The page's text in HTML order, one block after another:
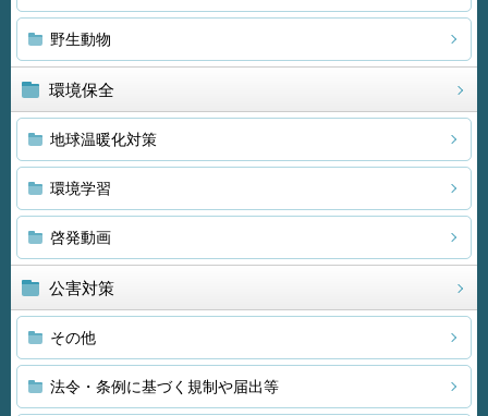
野生動物
環境保全
地球温暖化対策
環境学習
啓発動画
公害対策
その他
法令・条例に基づく規制や届出等